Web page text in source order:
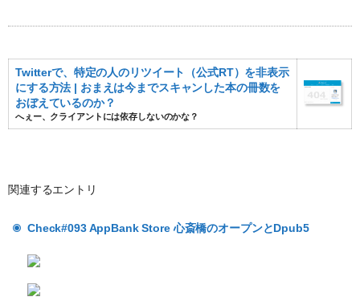
Twitterで、特定の人のリツイート（公式RT）を非表示
にする方法 | おまえは今までスキャンした本の冊数を
おぼえているのか？
へぇー、クライアントには依存しないのかな？
関連するエントリ
Check#093 AppBank Store 心斎橋のオープンとDpub5